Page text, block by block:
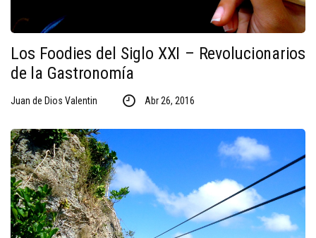
Los Foodies del Siglo XXI – Revolucionarios
de la Gastronomía
Juan de Dios Valentin Abr 26, 2016